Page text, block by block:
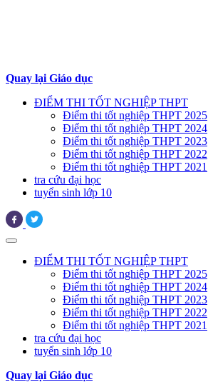
Quay lại Giáo dục
ĐIỂM THI TỐT NGHIỆP THPT
Điểm thi tốt nghiệp THPT 2025
Điểm thi tốt nghiệp THPT 2024
Điểm thi tốt nghiệp THPT 2023
Điểm thi tốt nghiệp THPT 2022
Điểm thi tốt nghiệp THPT 2021
tra cứu đại học
tuyển sinh lớp 10
ĐIỂM THI TỐT NGHIỆP THPT
Điểm thi tốt nghiệp THPT 2025
Điểm thi tốt nghiệp THPT 2024
Điểm thi tốt nghiệp THPT 2023
Điểm thi tốt nghiệp THPT 2022
Điểm thi tốt nghiệp THPT 2021
tra cứu đại học
tuyển sinh lớp 10
Quay lại Giáo dục